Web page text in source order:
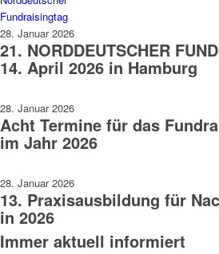
28. Januar 2026
21. NORDDEUTSCHER
14. April 2026 in Hamburg
28. Januar 2026
Acht Termine für das
im Jahr 2026
28. Januar 2026
13. Praxisausbildung für
in 2026
Immer aktuell informiert